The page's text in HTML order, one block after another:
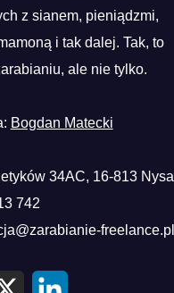
z sianem, pieniądzmi,
i tak dalej. Tak, to
ale nie tylko.
Bogdan Matecki
34AC, 16-813 Nysa
742
freelance.pl
X
L